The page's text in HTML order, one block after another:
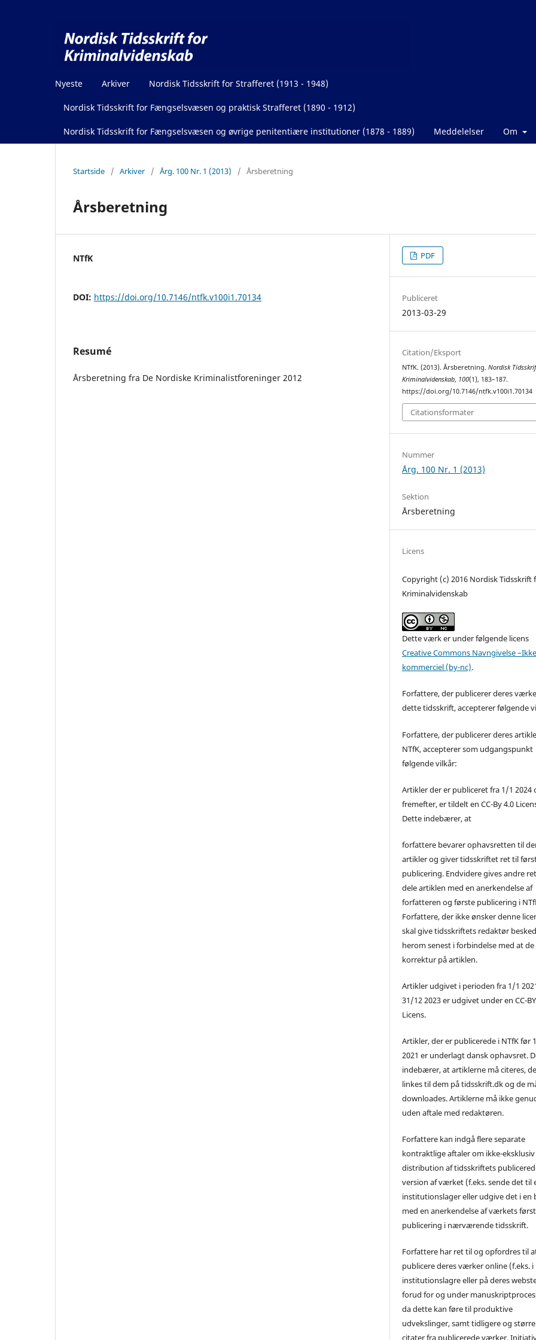
Nyeste Arkiver Nordisk Tidsskrift for Strafferet (1913 - 1948)
Nordisk Tidsskrift for Fængselsvæsen og praktisk Strafferet (1890 - 1912)
Nordisk Tidsskrift for Fængselsvæsen og øvrige penitentiære institutioner (1878 - 1889) Meddelelser Om
Startside / Arkiver / Årg. 100 Nr. 1 (2013) / Årsberetning
Årsberetning
NTfK
DOI: https://doi.org/10.7146/ntfk.v100i1.70134
Resumé
Årsberetning fra De Nordiske Kriminalistforeninger 2012
PDF
Publiceret
2013-03-29
Citation/Eksport
NTfK. (2013). Årsberetning.Nordisk
Kriminalvidenskab, 100(1), 183–187.
https://doi.org/10.7146/ntfk.v100i1.70134
Citationsformater
Nummer
Årg. 100 Nr. 1 (2013)
Sektion
Årsberetning
Licens
Copyright (c) 2016 Nordisk Tidsskrift
Kriminalvidenskab
Dette værk er under følgende licens
Creative Commons Navngivelse
kommerciel (by-nc).
Forfattere, der publicerer deres
dette tidsskrift, accepterer følgende
Forfattere, der publicerer deres
NTfK, accepterer som udgangspunkt
følgende vilkår:
Artikler der er publiceret fra 1/1 2024
fremefter, er tildelt en CC-By 4.0
Dette indebærer, at
forfattere bevarer ophavsretten til
artikler og giver tidsskriftet ret til
publicering. Endvidere gives andre
dele artiklen med en anerkendelse af
forfatteren og første publicering i
Forfattere, der ikke ønsker denne
skal give tidsskriftets redaktør besked
herom senest i forbindelse med at
korrektur på artiklen.
Artikler udgivet i perioden fra 1/1
31/12 2023 er udgivet under en CC-
Licens.
Artikler, der er publicerede i NTfK før
2021 er underlagt dansk ophavsret.
indebærer, at artiklerne må citeres,
linkes til dem på tidsskrift.dk og de
downloades. Artiklerne må ikke
uden aftale med redaktøren.
Forfattere kan indgå flere separate
kontraktlige aftaler om ikke-eksklusiv
distribution af tidsskriftets
version af værket (f.eks. sende det til
institutionslager eller udgive det i en
med en anerkendelse af værkets
publicering i nærværende tidsskrift.
Forfattere har ret til og opfordres til
publicere deres værker online (f.eks. i
institutionslagre eller på deres
forud for og under
da dette kan føre til produktive
udvekslinger, samt tidligere og større
citater fra publicerede værker.